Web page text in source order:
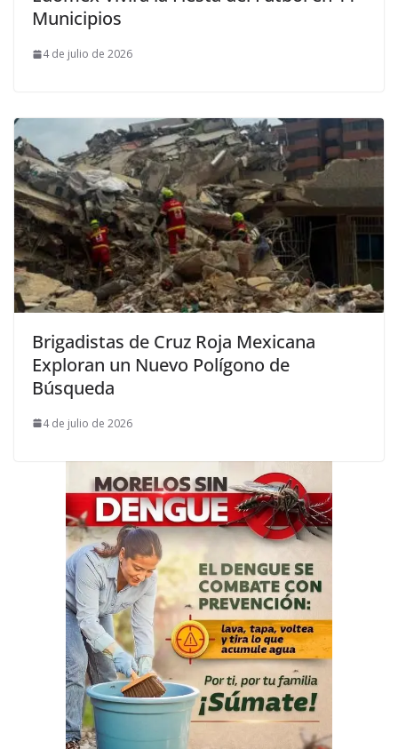
Municipios
4 de julio de 2026
Brigadistas de Cruz Roja Mexicana
Exploran un Nuevo Polígono de
Búsqueda
4 de julio de 2026